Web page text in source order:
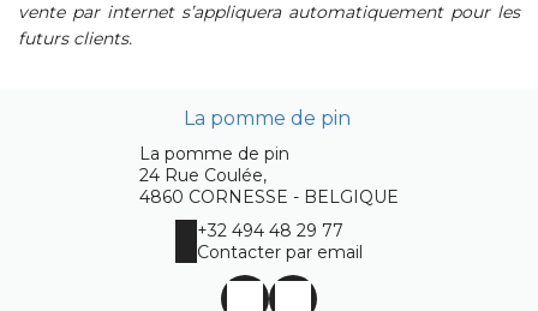
vente par internet s’appliquera automatiquement pour les
futurs clients.
La pomme de pin
La pomme de pin
24 Rue Coulée,
4860 CORNESSE - BELGIQUE
+32 494 48 29 77
Contacter par email